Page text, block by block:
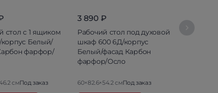
стол с 1 ящиком
корпус Белый/
фарфор/
смПод заказ
3 890 ₽
Рабочий стол под духовой
шкаф 600 6Д/корпус
Белый/фасад Карбон
фарфор/Осло
60×82.6×54.2 смПод заказ